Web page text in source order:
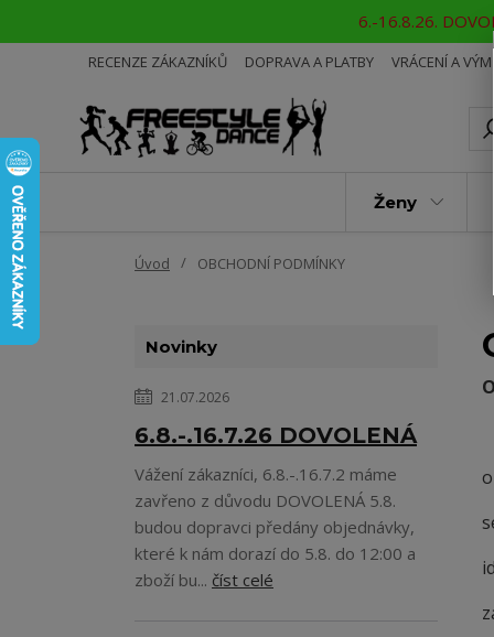
6.-16.8.26.
RECENZE ZÁKAZNÍKŮ DOPRAVA A PLATBY VRÁCENÍ A
Ženy
Úvod OBCHODNÍ PODMÍNKY
Novinky
21.07.2026
6.8.-.16.7.26 DOVOLENÁ
Vážení zákazníci, 6.8.-.16.7.2 máme
zavřeno z důvodu DOVOLENÁ 5.8.
budou dopravci předány objednávky,
které k nám dorazí do 5.8. do 12:00 a
zboží bu... číst celé